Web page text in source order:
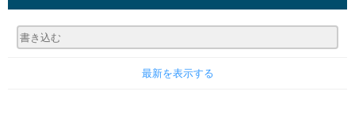
最新を表示する